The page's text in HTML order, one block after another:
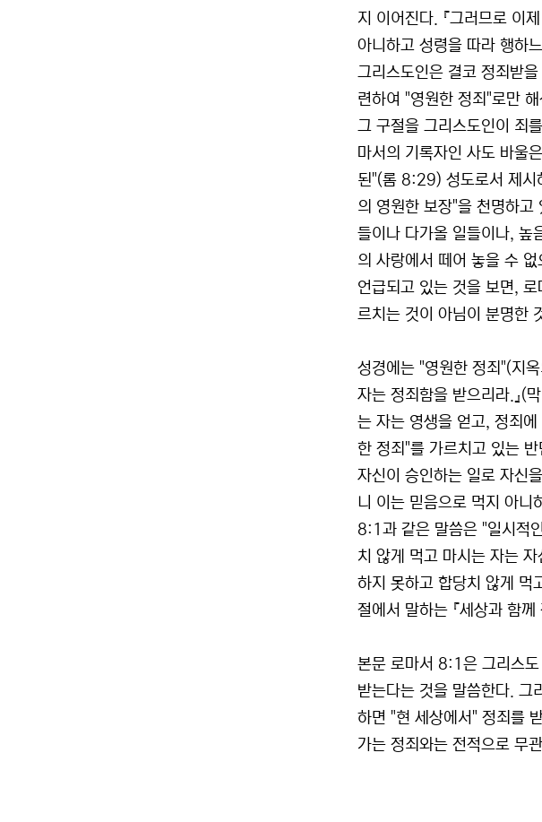
지 이어진다. 『그러므로 이
아니하고 성령을 따라 행하
그리스도인은 결코 정죄받
련하여 "영원한 정죄"로만
그 구절을 그리스도인이 죄
마서의 기록자인 사도 바울
된"(롬 8:29) 성도로서 제시
의 영원한 보장"을 천명하고
들이나 다가올 일들이나, 높
의 사랑에서 떼어 놓을 수
언급되고 있는 것을 보면,
르치는 것이 아님이 분명한
성경에는 "영원한 정죄"(지
자는 정죄함을 받으리라.』(
는 자는 영생을 얻고, 정죄
한 정죄"를 가르치고 있는
자신이 승인하는 일로 자신
니 이는 믿음으로 먹지 아니
8:1과 같은 말씀은 "일시적
치 않게 먹고 마시는 자는
하지 못하고 합당치 않게 먹
절에서 말하는 『세상과 함
본문 로마서 8:1은 그리스
받는다는 것을 말씀한다. 그
하면 "현 세상에서" 정죄를
가는 정죄와는 전적으로 무